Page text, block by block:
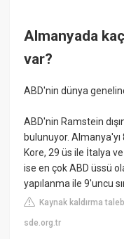
Almanyada
var?
ABD'nin dünya
ABD'nin Ramstein
bulunuyor.
Kore, 29 üs ile İtalya
ise en çok ABD üssü
yapılanma ile 9'uncu
Kaynak kaldırma
sde.org.tr